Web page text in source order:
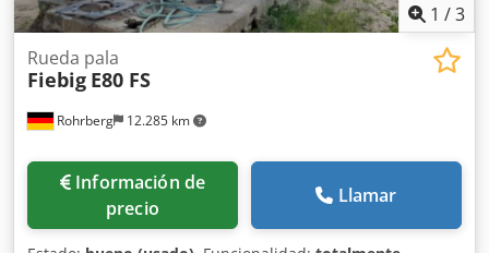
1 /3
Rohrberg 12.285 km
Rueda pala
Fiebig E80 FS
Información de
precio
Llamar